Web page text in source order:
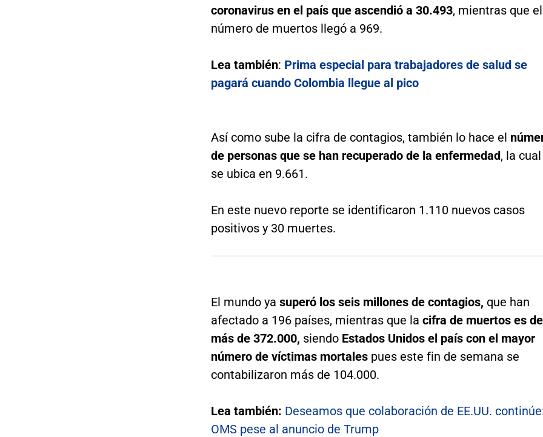
coronavirus en el país que ascendió a 30.493, mientras que el
número de muertos llegó a 969.
Lea también: Prima especial para trabajadores de salud se
pagará cuando Colombia llegue al pico
Así como sube la cifra de contagios, también lo hace el
de personas que se han recuperado de la enfermedad, la cual
se ubica en 9.661.
En este nuevo reporte se identificaron 1.110 nuevos casos
positivos y 30 muertes.
El mundo ya superó los seis millones de contagios, que han
afectado a 196 países, mientras que la cifra de muertos es de
más de 372.000, siendo Estados Unidos el país con el mayor
número de víctimas mortales pues este fin de semana se
contabilizaron más de 104.000.
Lea también: Deseamos que colaboración de EE.UU.
OMS pese al anuncio de Trump